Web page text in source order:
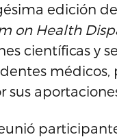
edición de
on Health
científicas y
sus